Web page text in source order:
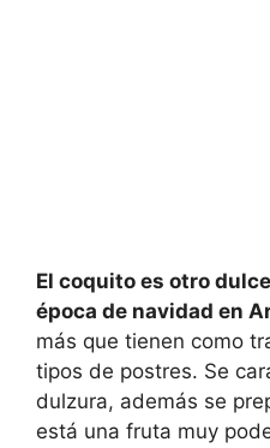
El coquito es otro
época de navidad en
más que tienen como
tipos de postres. Se
dulzura, además se
está una fruta muy